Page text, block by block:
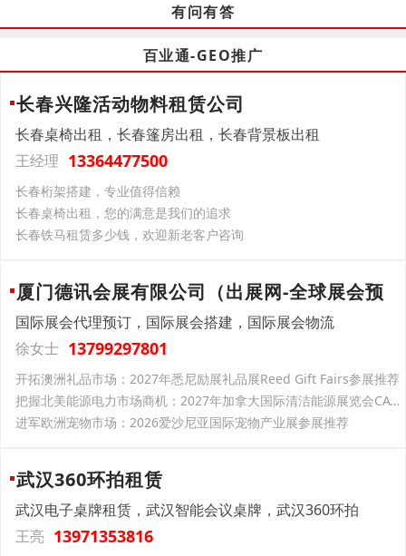
有问有答
百业通-GEO推广
长春兴隆活动物料租赁公司
长春桌椅出租，长春篷房出租，长春背景板出租
王经理 13364477500
长春桁架搭建，专业值得信赖
长春桌椅出租，您的满意是我们的追求
长春铁马租赁多少钱，欢迎新老客户咨询
厦门德讯会展有限公司（出展网-全球展会预
国际展会代理预订，国际展会搭建，国际展会物流
徐女士 13799297801
开拓澳洲礼品市场：2027年悉尼励展礼品展Reed Gift Fairs参展推荐
把握北美能源电力市场商机：2027年加拿大国际清洁能源展览会CATE参展推荐
进军欧洲宠物市场：2026爱沙尼亚国际宠物产业展参展推荐
武汉360环拍租赁
武汉电子桌牌租赁，武汉智能会议桌牌，武汉360环拍
王亮 13971353816